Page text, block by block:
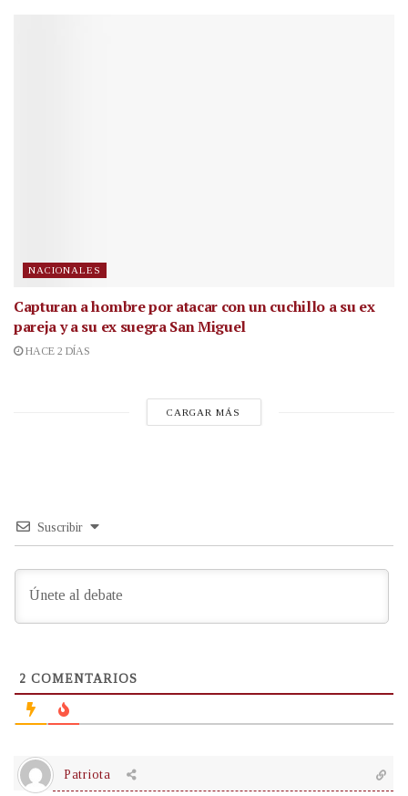
NACIONALES
Capturan a hombre por atacar con un cuchillo a su ex
pareja y a su ex suegra San Miguel
HACE 2 DÍAS
CARGAR MÁS
Suscribir
2 COMENTARIOS
Patriota